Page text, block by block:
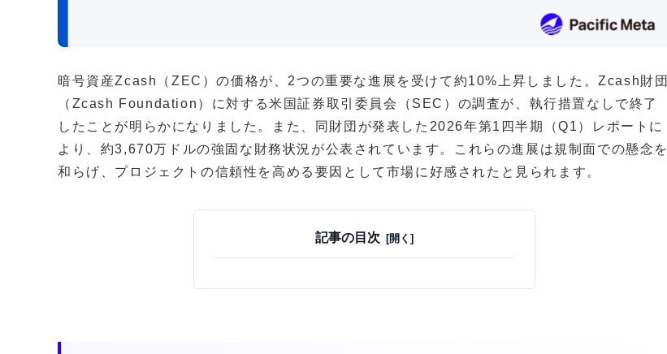
暗号資産Zcash（ZEC）の価格が、2つの重要な進展を受けて約10%上昇しました。Zcash財団
（Zcash Foundation）に対する米国証券取引委員会（SEC）の調査が、執行措置なしで終了
したことが明らかになりました。また、同財団が発表した2026年第1四半期（Q1）レポートに
より、約3,670万ドルの強固な財務状況が公表されています。これらの進展は規制面での懸念を
和らげ、プロジェクトの信頼性を高める要因として市場に好感されたと見られます。
記事の目次